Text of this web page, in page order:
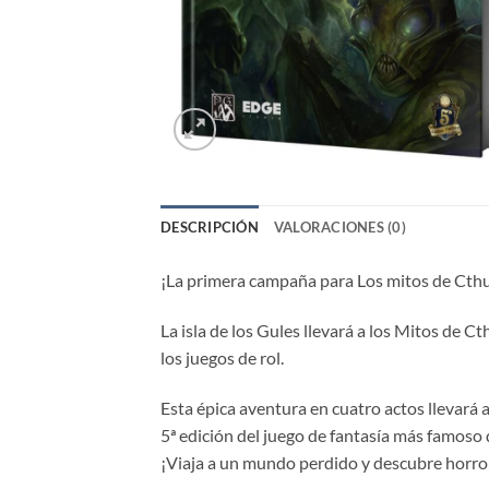
DESCRIPCIÓN VALORACIONES (0)
¡La primera campaña para Los mitos de
La isla de los Gules llevará a los Mitos de
los juegos de rol.
Esta épica aventura en cuatro actos
5ª edición del juego de fantasía más famoso
¡Viaja a un mundo perdido y descubre